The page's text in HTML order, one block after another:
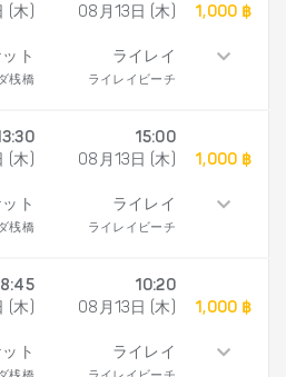
(木)
ト
桟橋
08月13日 (木)
ライレイ
ライレイビーチ
1,000 ฿
(木)
ト
桟橋
15:00
08月13日 (木)
ライレイ
ライレイビーチ
1,000 ฿
(木)
ト
10:20
08月13日 (木)
ライレイ
1,000 ฿